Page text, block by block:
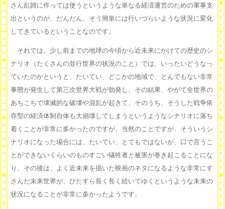
さん乱雑に作っては使うというような単なる経済運営のための軍事支
出というのが、だんだん、そう簡単には行いづらいような状況に変化
してきているということなのです。
それでは、少し前までの地球の今頃から近未来にかけての歴史のシ
ナリオ（たくさんの並行世界の状況のこと）では、いったいどうなっ
ていたのかというと、たいてい、どこかの地域で、とんでもない非常
事態が発生して第三次世界大戦が勃発し、その結果、やがて全世界の
あちこちで壊滅的な破壊や混乱が起きて、そのうち、そうした戦争依
存型の経済体制自体も大崩壊してしまうというようなシナリオに落ち
着くことが非常に多かったのですが、当然のことですが、そういうシ
ナリオになった場合には、たいてい、とてもではないが、口で言うこ
とができないくらいのものすごい犠牲者と被害が巻き起こることにな
り、その後は、よく近未来を描いた映画のネタになるような非常にす
さんだ未来世界が、ひたすら長く長く続いてゆくというような未来の
状況になることが非常に多かったようです。